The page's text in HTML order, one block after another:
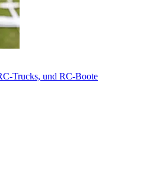
Trucks, und RC-Boote